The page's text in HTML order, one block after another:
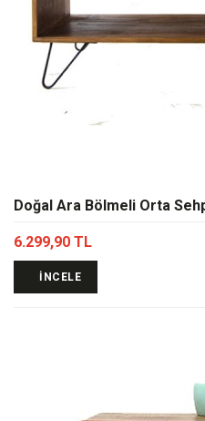
Doğal Ara Bölmeli Orta
6.299,90 TL
İNCELE